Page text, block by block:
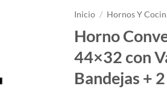
Inicio / Hornos Y
Horno
44×32 con
Bandejas +